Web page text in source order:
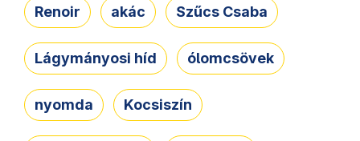
Renoir akác Szűcs Csaba
Lágymányosi híd ólomcsövek
nyomda Kocsiszín